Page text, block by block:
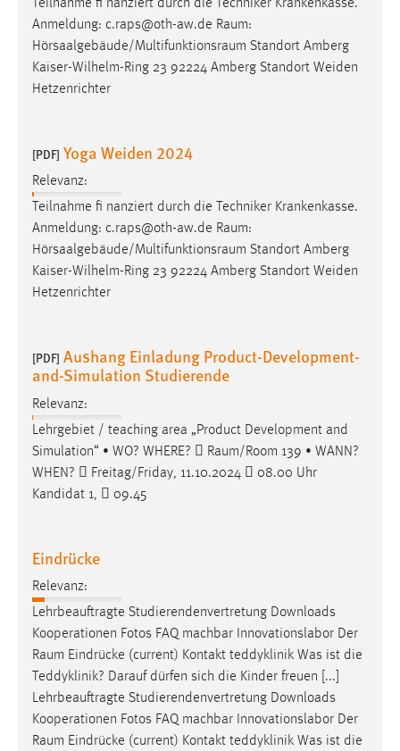
Teilnahme fi nanziert durch die Techniker Krankenkasse.
Anmeldung: c.raps@oth-aw.de Raum:
Hörsaalgebäude/Multifunktionsraum Standort Amberg
Kaiser-Wilhelm-Ring 23 92224 Amberg Standort Weiden
Hetzenrichter
[PDF] Yoga Weiden 2024
Relevanz:
Teilnahme fi nanziert durch die Techniker Krankenkasse.
Anmeldung: c.raps@oth-aw.de Raum:
Hörsaalgebäude/Multifunktionsraum Standort Amberg
Kaiser-Wilhelm-Ring 23 92224 Amberg Standort Weiden
Hetzenrichter
[PDF] Aushang Einladung Product-Development-
and-Simulation Studierende
Relevanz:
Lehrgebiet / teaching area „Product Development and
Simulation“ • WO? WHERE?  Raum/Room 139 • WANN?
WHEN?  Freitag/Friday, 11.10.2024  08.00 Uhr
Kandidat 1,  09.45
Eindrücke
Relevanz:
Lehrbeauftragte Studierendenvertretung Downloads
Kooperationen Fotos FAQ machbar Innovationslabor Der
Raum Eindrücke (current) Kontakt teddyklinik Was ist die
Teddyklinik? Darauf dürfen sich die Kinder freuen [...]
Lehrbeauftragte Studierendenvertretung Downloads
Kooperationen Fotos FAQ machbar Innovationslabor Der
Raum Eindrücke (current) Kontakt teddyklinik Was ist die
Performance
Zweck:
gespeichert, ob man eingeloggt ist.
Sprachpräferenz
Name:
site-language-preference
Das Cookie speichert die gewählte Sprache der Website.
Cookie Laufzeit:
30 Tage
Chat
Name:
Zweck:
Wird benötigt um die Chatfunktion nutzen zu können.
Cookie Laufzeit:
MibewSessionID, mibew-chat-frame-style-
5e9dbeb1811c0446 = Sitzungslaufzeit, mibew_locale = 3
Jahre, MIBEW_UserID = 1 Jahr
Login